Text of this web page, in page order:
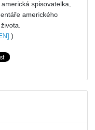
spisovatelka,
amerického
)